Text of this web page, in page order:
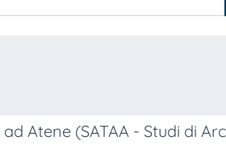
Atene (SATAA - Studi di